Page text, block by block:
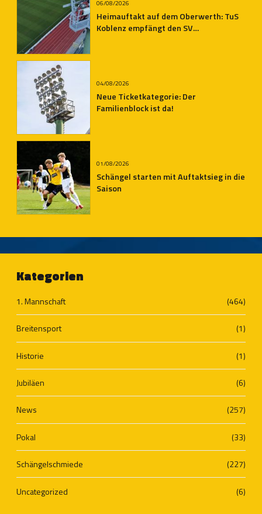
06/08/2026
Heimauftakt auf dem Oberwerth: TuS
Koblenz empfängt den SV
04/08/2026
Neue Ticketkategorie: Der
Familienblock ist da!
01/08/2026
Schängel starten mit Auftaktsieg in die
Saison
Kategorien
1. Mannschaft (464)
Breitensport (1)
Historie (1)
Jubiläen (6)
News (257)
Pokal (33)
Schängelschmiede (227)
Uncategorized (6)